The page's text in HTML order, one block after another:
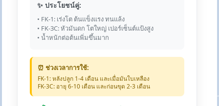
✨ ประโยชน์คู่:
• FK-1: เร่งโต ต้นแข็งแรง ทนแล้ง
• FK-3C: หัวมันดก โตใหญ่ เปอร์เซ็นต์แป้งสูง
• น้ำหนักต่อต้นเพิ่มขึ้นมาก
⏰ ช่วงเวลาการใช้:
FK-1: หลังปลูก 1-4 เดือน และเมื่อมันใบเหลือง
FK-3C: อายุ 6-10 เดือน และก่อนขุด 2-3 เดือน